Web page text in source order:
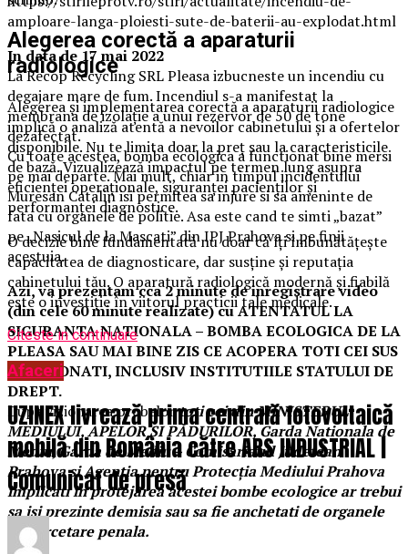
amploare-langa-ploiesti-sute-de-baterii-au-explodat.html
In data de 17 mai 2022
La Recop Recycling SRL Pleasa izbucneste un incendiu cu
degajare mare de fum. Incendiul s-a manifestat la
membrana de izolație a unui rezervor de 50 de tone
dezafectat.
Cu toate acestea, bomba ecologica a functionat bine mersi
pe mai departe. Mai mult, chiar in timpul incidentului
Muresan Catalin isi permitea sa injure si sa ameninte de
fata cu organele de politie. Asa este cand te simti „bazat”
pe „Nasicul de la Mascati” din IPJ Prahova si pe finii
acestuia.
Azi, va prezentam cca 2 minute de inregistrare video
(din cele 60 minute realizate) cu ATENTATUL LA
SIGURANTA NATIONALA – BOMBA ECOLOGICA DE LA
PLEASA SAU MAI BINE ZIS CE ACOPERA TOTI CEI SUS
MENTIONATI, INCLUSIV INSTITUTIILE STATULUI DE
DREPT.
Dupa vizionarea probelortoti cei din MINISTERUL
MEDIULUI, APELOR ŞI PĂDURILOR, Garda Nationala de
Mediu, Garda de Mediu – Comisariatul Judetean
Prahova si Agenţia pentru Protecţia Mediului Prahova
implicati in protejarea acestei bombe ecologice ar trebui
sa isi prezinte demisia sau sa fie anchetati de organele
de cercetare penala.
Alegerea corectă a aparaturii
radiologice
Alegerea și implementarea corectă a aparaturii radiologice
implică o analiză atentă a nevoilor cabinetului și a ofertelor
disponibile. Nu te limita doar la preț sau la caracteristicile
de bază. Vizualizează impactul pe termen lung asupra
eficienței operaționale, siguranței pacienților și
performanței diagnostice.
O decizie bine fundamentată nu doar că îți îmbunătățește
capacitatea de diagnosticare, dar susține și reputația
cabinetului tău. O aparatură radiologică modernă și fiabilă
este o investiție în viitorul practicii tale medicale.
Citeste in continuare
Afaceri
UZINEX livrează prima centrală fotovoltaică
mobilă din România către ARS INDUSTRIAL |
Comunicat de presă